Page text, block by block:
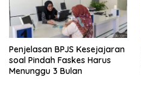
Penjelasan BPJS Kesejajaran
soal Pindah Faskes Harus
Menunggu 3 Bulan